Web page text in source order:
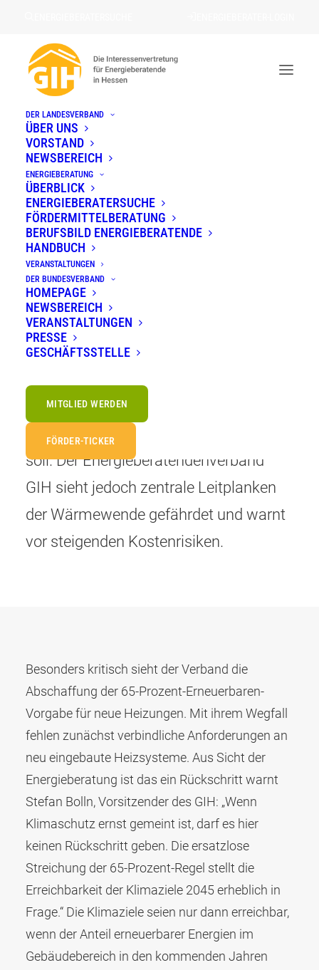
DER LANDESVERBAND
ÜBER UNS
VORSTAND
NEWSBEREICH
ENERGIEBERATUNG
ÜBERBLICK
ENERGIEBERATERSUCHE
FÖRDERMITTELBERATUNG
BERUFSBILD ENERGIEBERATENDE
HANDBUCH
VERANSTALTUNGEN
DER BUNDESVERBAND
HOMEPAGE
NEWSBEREICH
VERANSTALTUNGEN
PRESSE
GESCHÄFTSSTELLE
MITGLIED WERDEN
FÖRDER-TICKER
Wärmewende braucht klare
Vorgaben: GIH kritisiert Abkehr
von 65-Prozent-Ziel im neuen
GMG
25. Februar 2026 Pressemitteilungen
Die Bundestagsfraktionen von
CDU/CSU und SPD haben Eckpunkte
zum neuen
vorgelegt, das das bisherige
Gebäudeenergiegesetz (GEG) ablösen
soll. Der Energieberatendenverband
GIH sieht jedoch zentrale Leitplanken
der Wärmewende gefährdet und warnt
vor steigenden Kostenrisiken.
Besonders kritisch sieht der Verband die
Abschaffung der 65-Prozent-Erneuerbaren-
Vorgabe für neue Heizungen. Mit ihrem Wegfall
fehlen zunächst verbindliche Anforderungen an
neu eingebaute Heizsysteme. Aus Sicht der
Energieberatung ist das ein Rückschritt warnt
Stefan Bolln, Vorsitzender des GIH: „Wenn
Klimaschutz ernst gemeint ist, darf es hier
keinen Rückschritt geben. Die ersatzlose
Streichung der 65-Prozent-Regel stellt die
Erreichbarkeit der Klimaziele 2045 erheblich in
Frage.“ Die Klimaziele seien nur dann erreichbar,
wenn der Anteil erneuerbarer Energien im
Gebäudebereich in den kommenden Jahren